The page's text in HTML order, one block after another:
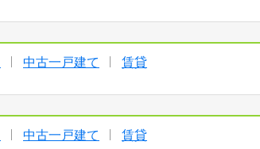
中古一戸建て 賃貸
中古一戸建て 賃貸